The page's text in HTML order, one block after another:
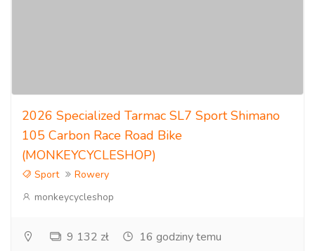
2026 Specialized Tarmac SL7 Sport Shimano
105 Carbon Race Road Bike
(MONKEYCYCLESHOP)
Sport
Rowery
monkeycycleshop
9 132 zł 16 godziny temu